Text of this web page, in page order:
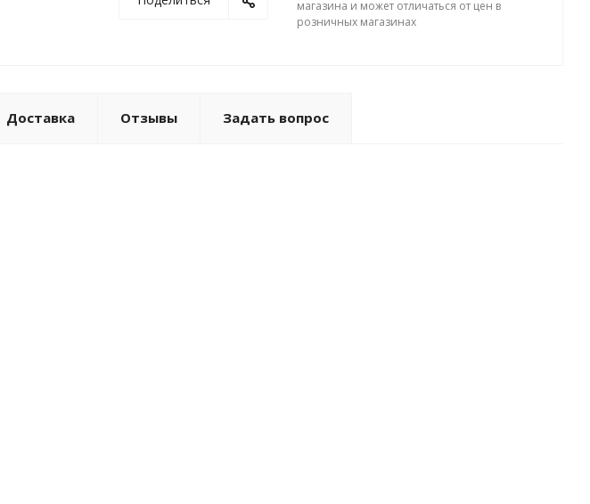
магазина и может отличаться от цен в
розничных магазинах
Доставка Отзывы Задать вопрос